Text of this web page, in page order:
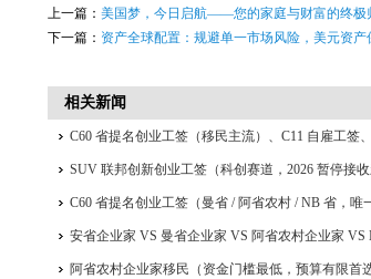
上一篇：美国梦，今日启航——您的家庭与财富的终极
下一篇： 资产全球配置：规避单一市场风险，美元资产
相关新闻
C60 省提名创业工签（移民主流）、C11 自雇工签
签、ICT 跨国高管工签比较
SUV 联邦创新创业工签（科创赛道，2026 暂停接收
C60 省提名创业工签（曼省 / 阿省农村 / NB 省，唯
居，重点）
安省企业家 VS 曼省企业家 VS 阿省农村企业家 VS
四合一详细对比（2026 年 7 月最新官方政策）
阿省农村企业家移民（资金门槛最低，预算有限首选